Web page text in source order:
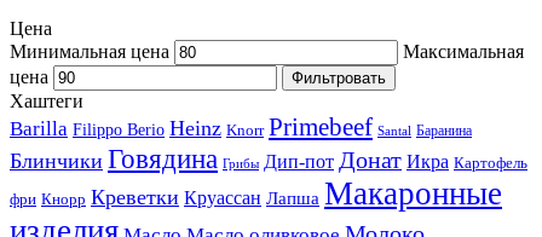
Цена
Минимальная цена
Максимальная
цена
Фильтровать
Хаштеги
Barilla Filippo Berio Heinz Knorr Primebeef Santal Баранина
Блинчики Говядина Грибы Дип-пот Донат Икра Картофель
фри Кнорр Креветки Круассан Лапша Макаронные